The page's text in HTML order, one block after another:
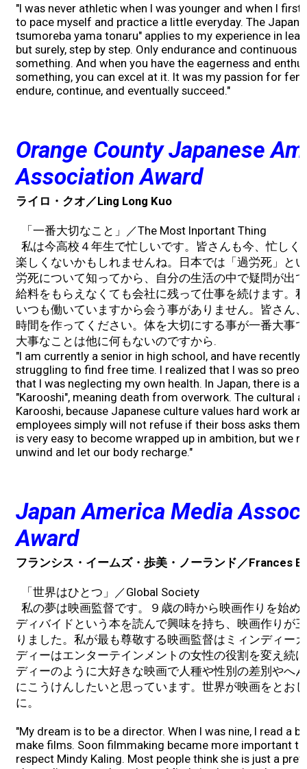
"I was never athletic when I was younger and when I
to pace myself and practice a little everyday. The
tsumoreba yama tonaru" applies to my experience in
but surely, step by step. Only endurance and continuous
something. And when you have the eagerness and
something, you can excel at it. It was my passion for
endure, continue, and eventually succeed."
Orange County Japanese
Association Award
ライロ・クオ／Ling Long Kuo
「一番大切なこと」／The Most Inportant Thing
私は今高校４年生で忙しいです。皆さんも今、忙しく
楽しくないかもしれませんね。日本では「過労死」と
労死について知ってから、自分の生活の中で疑問が出
給料をもらえなくても会社に残って仕事を続けます。
いつも働いていますから会う事がありません。皆さん
時間を作ってください。体を大切にする事が一番大事
大事なことは他に何もないのですから.
"I am currently a senior in high school, and have
struggling to find free time. I realized that I was so
that I was neglecting my own health. In Japan, there is a
"Karooshi", meaning death from overwork. The cultural
Karooshi, because Japanese culture values hard work
employees simply will not refuse if their boss asks them
is very easy to become wrapped up in ambition, but we
unwind and let our body recharge."
Japan America Media
Award
フランシス・イームズ・歩美・ノーランド／Frances
「世界はひとつ」／Global Society
私の夢は映画監督です。９歳の時から映画作りを始め
ディバイドという本を読んで興味を持ち、映画作りが
りました。私が最も尊敬する映画監督はミィンディー
ディーはエンターテインメントの女性の役割を変え続
ディーのように大好きな映画で人種や性別の差別やへ
にこうけんしたいと思っています。世界が映画をとお
に。
"My dream is to be a director. When I was nine, I read a
make films. Soon filmmaking became more important
respect Mindy Kaling. Most people think she is just a